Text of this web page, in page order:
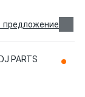
предложение
PARTS